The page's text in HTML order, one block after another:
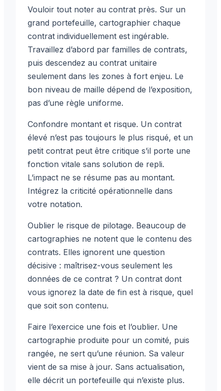
Vouloir tout noter au contrat près. Sur un
grand portefeuille, cartographier chaque
contrat individuellement est ingérable.
Travaillez d’abord par familles de contrats,
puis descendez au contrat unitaire
seulement dans les zones à fort enjeu. Le
bon niveau de maille dépend de l’exposition,
pas d’une règle uniforme.
Confondre montant et risque. Un contrat
élevé n’est pas toujours le plus risqué, et un
petit contrat peut être critique s’il porte une
fonction vitale sans solution de repli.
L’impact ne se résume pas au montant.
Intégrez la criticité opérationnelle dans
votre notation.
Oublier le risque de pilotage. Beaucoup de
cartographies ne notent que le contenu des
contrats. Elles ignorent une question
décisive : maîtrisez-vous seulement les
données de ce contrat ? Un contrat dont
vous ignorez la date de fin est à risque, quel
que soit son contenu.
Faire l’exercice une fois et l’oublier. Une
cartographie produite pour un comité, puis
rangée, ne sert qu’une réunion. Sa valeur
vient de sa mise à jour. Sans actualisation,
elle décrit un portefeuille qui n’existe plus.